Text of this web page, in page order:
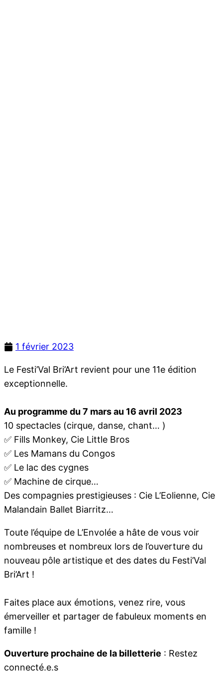
1 février 2023
Le Festi’Val Bri’Art revient pour une 11e édition
exceptionnelle.
Au programme du 7 mars au 16 avril 2023
10 spectacles (cirque, danse, chant… )
✅ Fills Monkey, Cie Little Bros
✅ Les Mamans du Congos
✅ Le lac des cygnes
✅ Machine de cirque…
Des compagnies prestigieuses : Cie L’Eolienne, Cie
Malandain Ballet Biarritz…
Toute l’équipe de L’Envolée a hâte de vous voir
nombreuses et nombreux lors de l’ouverture du
nouveau pôle artistique et des dates du Festi’Val
Bri’Art !
Faites place aux émotions, venez rire, vous
émerveiller et partager de fabuleux moments en
famille !
Ouverture prochaine de la billetterie : Restez
connecté.e.s